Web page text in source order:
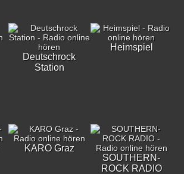
Deutschrock
Station
Heimspiel
KARO Graz
SOUTHERN-
ROCK RADIO